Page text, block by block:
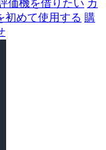
価機を借りたい カ
初めて使用する 購